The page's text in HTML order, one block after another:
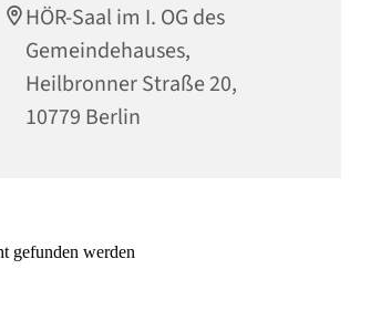
HÖR-Saal im I. OG des
Gemeindehauses,
Heilbronner Straße 20,
10779 Berlin